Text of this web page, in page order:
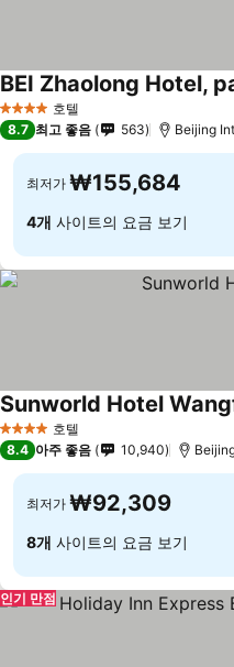
4 성급 호텔
BEI Zhaolong Hotel,
8.7 최고 좋음 563 Beijing
최저가 ₩155,684
4개 사이트의 요금 보기
4 성급 호텔
Sunworld Hotel
8.4 아주 좋음 10,940
최저가 ₩92,309
8개 사이트의 요금 보기
인기 만점